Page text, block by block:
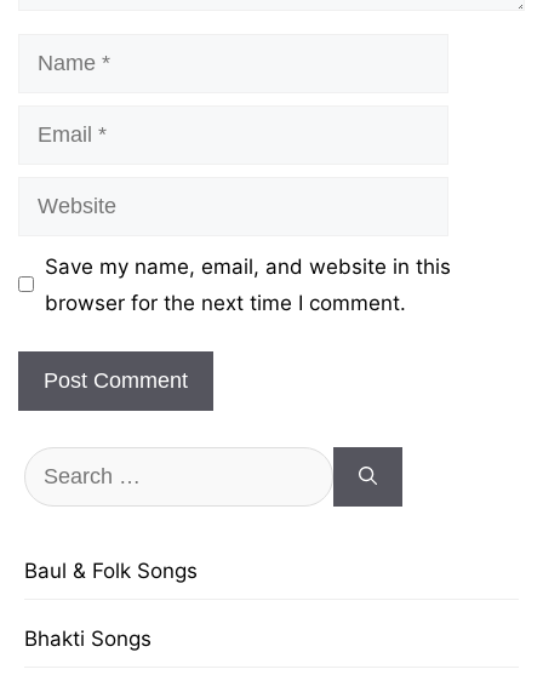
Name
Email
Website
Save my name, email, and website in this
browser for the next time I comment.
Search
for:
Baul & Folk Songs
Bhakti Songs